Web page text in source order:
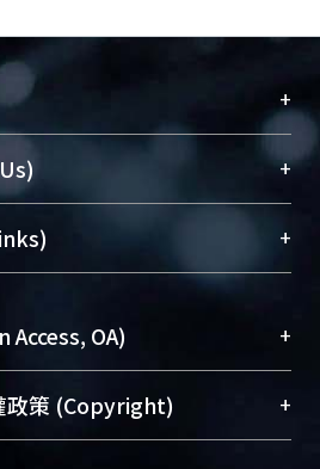
+
之列，為永久珍藏及向國際
果及學術能量，圖書館整合
學術庫（AH）不同功能平
NTU scholars。期能整合研
作、保存學術產出、推廣研究
and promote researcher
works, Library integrates the
with “Academic
+
(Medical Library)
(Social
+
Access, OA) +
度提升資訊取用性的社會運
是透過將研究著作公開供使
政策 (Copyright) +